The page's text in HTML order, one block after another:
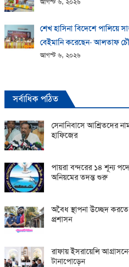
শেখ হাসিনা বিদেশে পালিয়ে
বেইমানি করেছেন- আলতাফ
আগস্ট ৬, ২০২৬
সর্বাধিক পঠিত
সেনানিবাসে আশ্রিতদের
হাফিজের
পায়রা বন্দরের ১৪ শূন্য পদে
অনিয়মের তদন্ত শুরু
অবৈধ স্থাপনা উচ্ছেদ
প্রশাসন
রাফায় ইসরায়েলি
টানাপোড়েন